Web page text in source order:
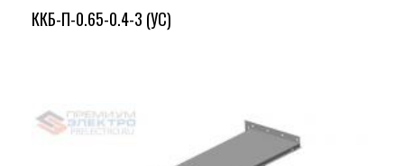
ККБ-П-0.65-0.4-3 (УС)